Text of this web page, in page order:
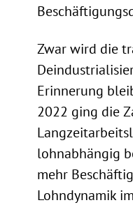
Zwar wird die
Erinnerung
2022 ging die
lohnabhängig
mehr
Lohndynamik